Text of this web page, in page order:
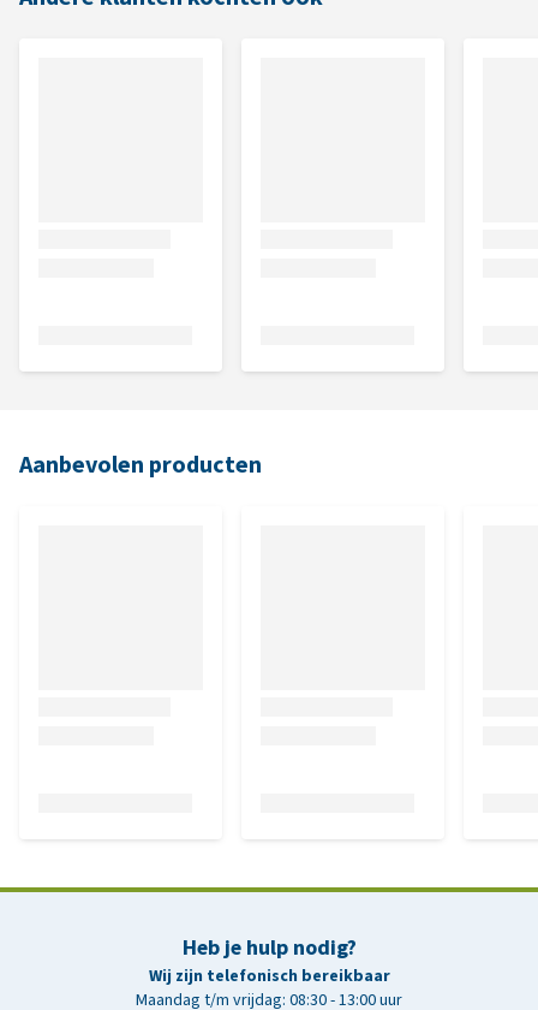
Aanbevolen producten
Heb je hulp nodig?
Wij zijn telefonisch bereikbaar
Maandag t/m vrijdag: 08:30 - 13:00 uur